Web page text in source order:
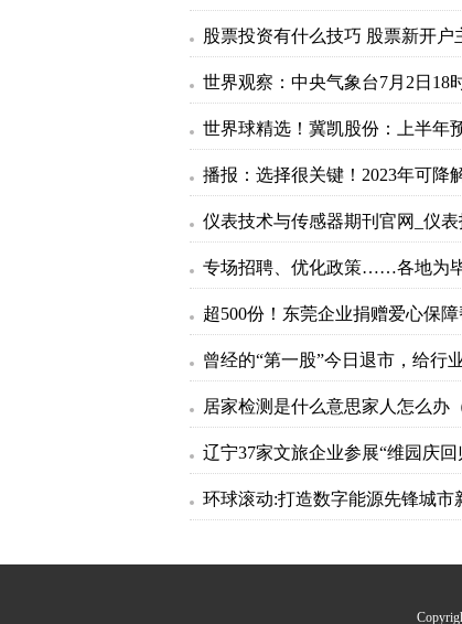
辽宁37家文旅企业参展“维园庆回